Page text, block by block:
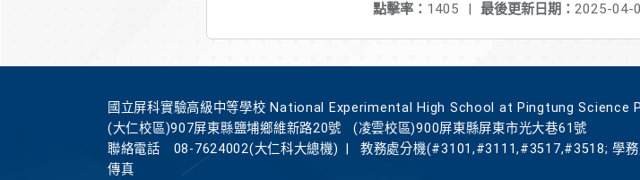
最後更新日期： 2025-04-
點擊率： 1405 |
國立屏科實驗高級中等學校 National Experimental High School at Pingtung Science
(大仁校區)907屏東縣鹽埔鄉維新路20號
(凌雲校區)900屏東縣屏東市光大巷61號
聯絡電話
08-7624002(大仁科大總機)
教務處分機(#3101,#3111,#3517,#3518; 學
傳真